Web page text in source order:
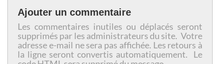
Ajouter un commentaire
Les commentaires inutiles ou déplacés seront
supprimés par les administrateurs du site. Votre
adresse e-mail ne sera pas affichée. Les retours à
la ligne seront convertis automatiquement. Le